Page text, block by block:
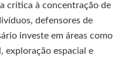
crítica à concentração de
defensores de
investe em áreas como
exploração espacial e